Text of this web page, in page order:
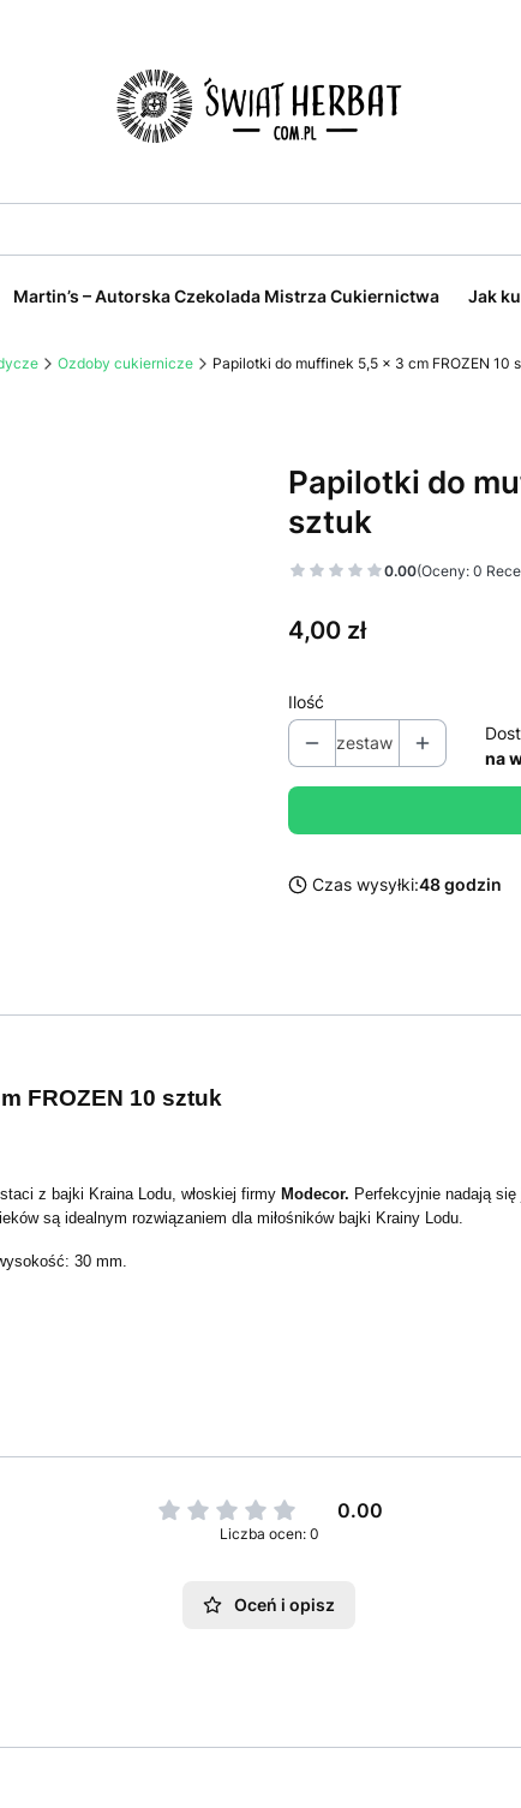
Martin’s – Autorska Czekolada Mistrza Cukiernictwa Jak
Ozdoby cukiernicze Papilotki do muffinek 5,5 x 3 cm FROZEN 10
Papilotki do
sztuk
0.00(Oceny: 0
Cena
4,00 zł
Ilość
zestaw
na
Czas wysyłki:48 godzin
FROZEN 10 sztuk
z bajki Kraina Lodu, włoskiej firmy Modecor. Perfekcyjnie nadają
są idealnym rozwiązaniem dla miłośników bajki Krainy Lodu.
30 mm.
0.00
Liczba ocen: 0
Oceń i opisz